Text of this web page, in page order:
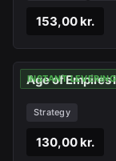
153,00 kr.
INSTANT LEVERING
Age of Empires
Strategy
130,00 kr.